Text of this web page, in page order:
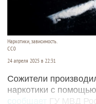
Наркотики, зависимость.
CC0
24 апреля 2025 в 22:31
Сожители
наркотики с
сообщает
ГУ МВД